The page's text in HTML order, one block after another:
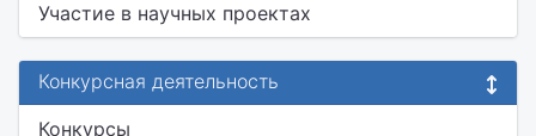
Участие в научных проектах
Конкурсная деятельность
Конкурсы